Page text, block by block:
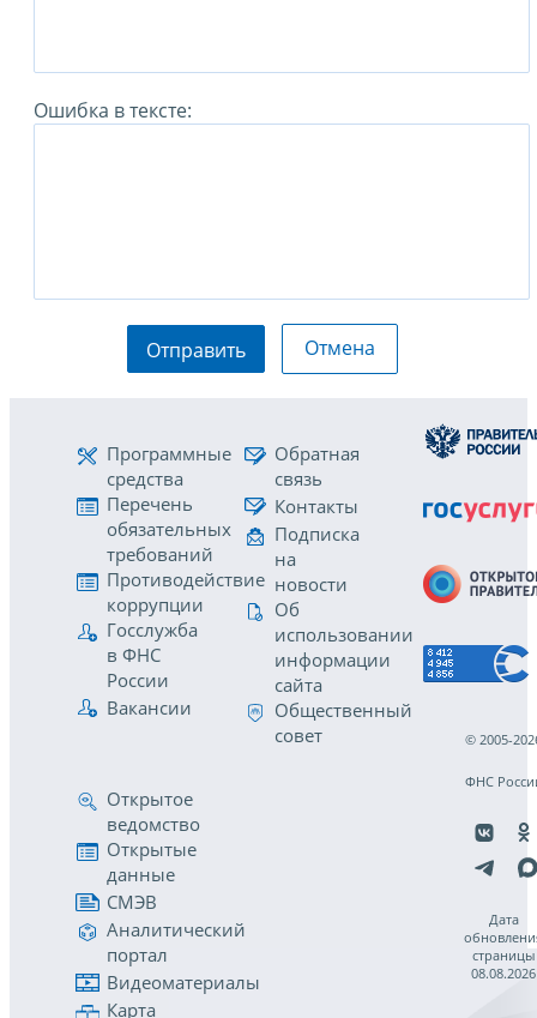
Ошибка в тексте:
Отправить Отмена
Программные
средства
Перечень
обязательных
требований
Противодействие
коррупции
Госслужба
в ФНС
России
Вакансии
Обратная
связь
Контакты
Подписка
на
новости
Об
использовании
информации
сайта
Общественный
совет
Открытое
ведомство
Открытые
данные
СМЭВ
Аналитический
портал
Видеоматериалы
Карта
© 2005-
ФНС
Дата
страницы
08.08.2026